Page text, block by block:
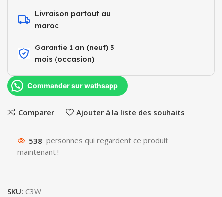
Livraison partout au
maroc
Garantie 1 an (neuf) 3
mois (occasion)​
Commander sur wathsapp
Comparer Ajouter à la liste des souhaits
538 personnes qui regardent ce produit
maintenant !
SKU: C3W